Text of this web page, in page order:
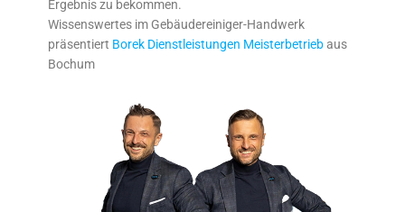
Ergebnis zu bekommen.
Wissenswertes im Gebäudereiniger-Handwerk
präsentiert Borek Dienstleistungen Meisterbetriebaus
Bochum